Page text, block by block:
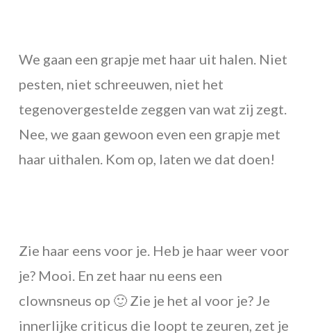
We gaan een grapje met haar uit halen. Niet
pesten, niet schreeuwen, niet het
tegenovergestelde zeggen van wat zij zegt.
Nee, we gaan gewoon even een grapje met
haar uithalen. Kom op, laten we dat doen!
Zie haar eens voor je. Heb je haar weer voor
je? Mooi. En zet haar nu eens een
clownsneus op 🙂 Zie je het al voor je? Je
innerlijke criticus die loopt te zeuren, zet je